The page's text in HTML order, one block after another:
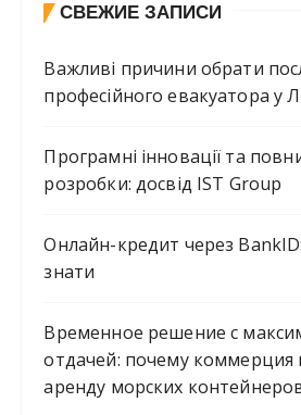
СВЕЖИЕ ЗАПИСИ
Важливі причини обрати
професійного евакуатора у
Програмні інновації та
розробки: досвід IST Group
Онлайн-кредит через
знати
Временное решение с
отдачей: почему коммерция
аренду морских